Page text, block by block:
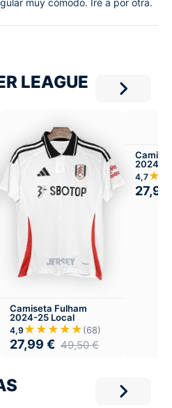
muy cómodo. Iré a por otra.
LEAGUE
Camiseta Fulham
2024-25 Local
4,9 ★★★★★(68)
27,99 € 49,50€
2024-
4,7
27,99